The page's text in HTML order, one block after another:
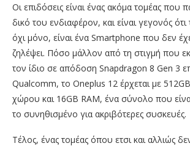
Οι επιδόσεις είναι ένας ακόμα τομέας που
δικό του ενδιαφέρον, και είναι γεγονός
όχι μόνο, είναι ένα Smartphone που δεν
ζηλέψει. Πόσο μάλλον από τη στιγμή που
τον ίδιο σε απόδοση Snapdragon 8 Gen 3
Qualcomm, το Oneplus 12 έρχεται με
χώρου και 16GB RAM, ένα σύνολο που
το συνηθισμένο για ακριβότερες συσκευές.
Τέλος, ένας τομέας όπου ετσι και αλλιώς